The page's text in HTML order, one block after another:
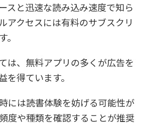
スと迅速な読み込み速度で知ら
アクセスには有料のサブスクリ
は、無料アプリの多くが広告を
を得ています。
には読書体験を妨げる可能性が
度や種類を確認することが推奨